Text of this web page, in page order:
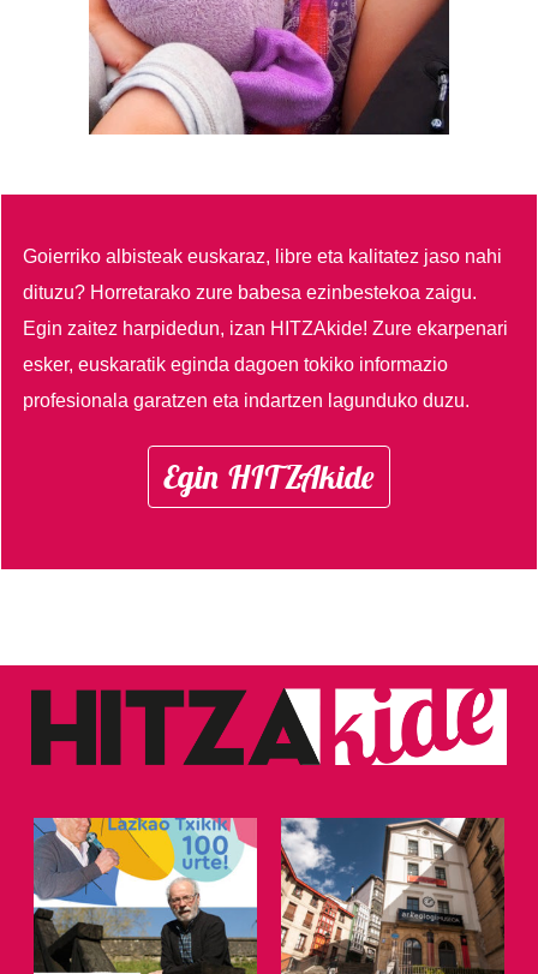
Goierriko albisteak euskaraz, libre eta kalitatez jaso nahi
dituzu? Horretarako zure babesa ezinbestekoa zaigu.
Egin zaitez harpidedun, izan HITZAkide!Zure ekarpenari
esker, euskaratik eginda dagoen tokiko informazio
profesionala garatzen eta indartzen lagunduko duzu.
Egin HITZAkide